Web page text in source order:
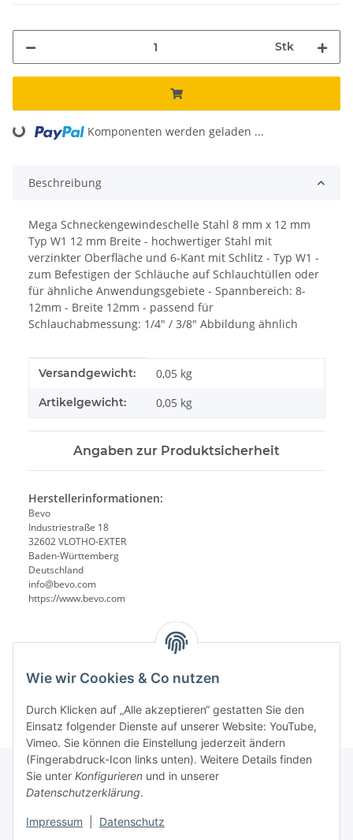
Wie wir Cookies & Co nutzen
Durch Klicken auf „Alle akzeptieren“ gestatten Sie den
Einsatz folgender Dienste auf unserer Website: YouTube,
Vimeo. Sie können die Einstellung jederzeit ändern
(Fingerabdruck-Icon links unten). Weitere Details finden
Sie unter Konfigurieren und in unserer
Datenschutzerklärung.
Impressum Datenschutz
Stk
Loading... Komponenten werden geladen ...
Beschreibung
Mega Schneckengewindeschelle Stahl 8 mm x 12 mm
Typ W1 12 mm Breite - hochwertiger Stahl mit
verzinkter Oberfläche und 6-Kant mit Schlitz - Typ W1 -
zum Befestigen der Schläuche auf Schlauchtüllen oder
für ähnliche Anwendungsgebiete - Spannbereich: 8-
12mm - Breite 12mm - passend für
Schlauchabmessung: 1/4" / 3/8" Abbildung ähnlich
Produkteigenschaft
Wert
Versandgewicht: 0,05 kg
Artikelgewicht: 0,05 kg
Angaben zur Produktsicherheit
Herstellerinformationen:
Bevo
Industriestraße 18
32602 VLOTHO-EXTER
Baden-Württemberg
Deutschland
info@bevo.com
https://www.bevo.com